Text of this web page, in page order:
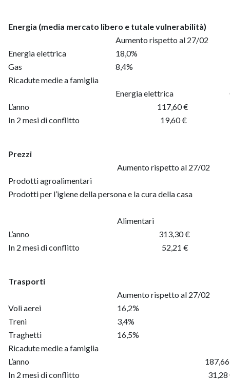
Energia (media mercato libero e tutale vulnerabilità)
Aumento rispetto al 27/02
Energia elettrica
18,0%
Gas
8,4%
Ricadute medie a famiglia
Energia elettrica
L’anno
117,60 €
In 2 mesi di conflitto
19,60 €
Prezzi
Aumento rispetto al 27/02
Prodotti agroalimentari
Prodotti per l’igiene della persona e la cura della casa
Alimentari
L’anno
313,30 €
In 2 mesi di conflitto
52,21 €
Trasporti
Aumento rispetto al 27/02
Voli aerei
16,2%
Treni
3,4%
Traghetti
16,5%
Ricadute medie a famiglia
L’anno
187,66
In 2 mesi di conflitto
31,28